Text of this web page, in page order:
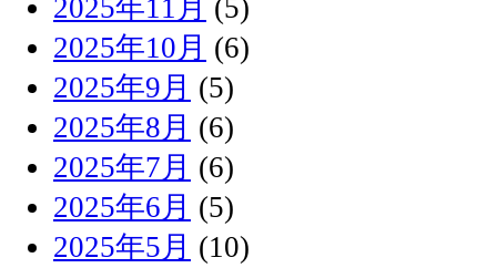
2025年11月 (5)
2025年10月 (6)
2025年9月 (5)
2025年8月 (6)
2025年7月 (6)
2025年6月 (5)
2025年5月 (10)